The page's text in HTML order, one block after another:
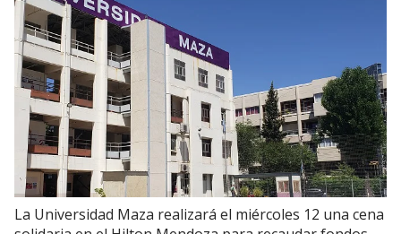
La Universidad Maza realizará el miércoles 12 una cena